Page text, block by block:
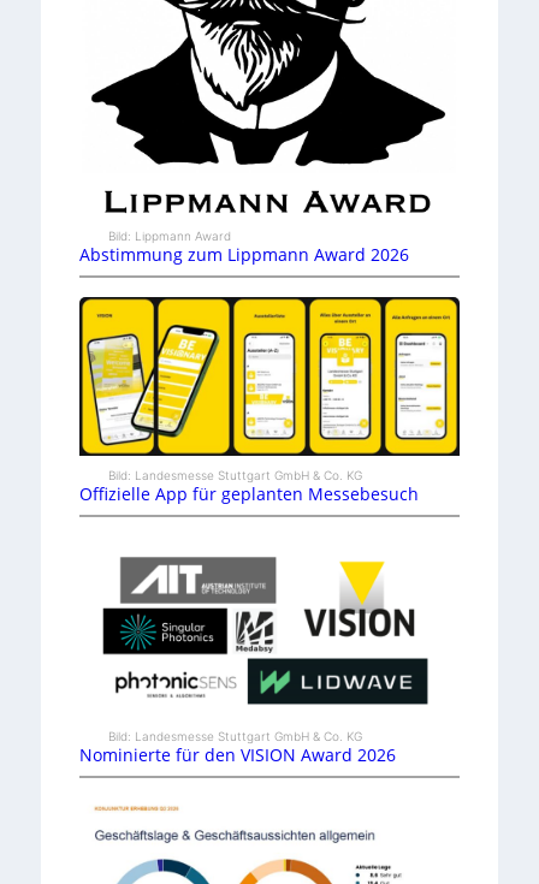
Bild: Lippmann Award
Abstimmung zum Lippmann Award 2026
Bild: Landesmesse Stuttgart GmbH & Co. KG
Offizielle App für geplanten Messebesuch
Bild: Landesmesse Stuttgart GmbH & Co. KG
Nominierte für den VISION Award 2026